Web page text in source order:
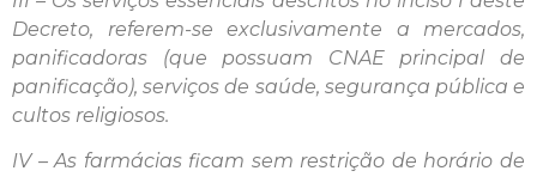
Decreto, referem-se exclusivamente a mercados,
panificadoras (que possuam CNAE principal de
panificação), serviços de saúde, segurança pública e
cultos religiosos.
IV – As farmácias ficam sem restrição de horário de